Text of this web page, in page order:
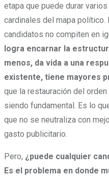
etapa que puede durar
cardinales del mapa
candidatos no compiten en
logra encarnar la
menos, da vida a una
existente, tiene mayores
que la restauración del
siendo fundamental. Es lo
que no se neutraliza con
gasto publicitario.
Pero, ¿puede cualquier
Es el problema en donde